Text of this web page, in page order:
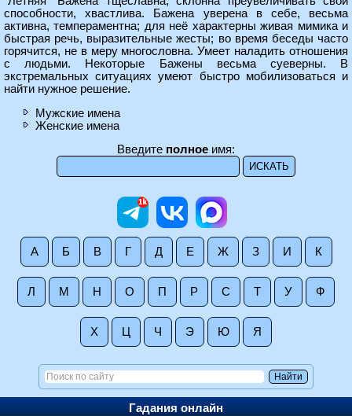
способности, хвастлива. Бажена уверена в себе, весьма
активна, темпераментна; для неё характерны живая мимика и
быстрая речь, выразительные жесты; во время беседы часто
горячится, не в меру многословна. Умеет наладить отношения
с людьми. Некоторые Бажены весьма суеверны. В
экстремальных ситуациях умеют быстро мобилизоваться и
найти нужное решение.
Мужские имена
Женские имена
Введите полное имя:
А Б В Г Д Е Ж З И К
Л М Н О П Р С Т У Ф
Х Ц Ч Э Ю Я
Гадания онлайн